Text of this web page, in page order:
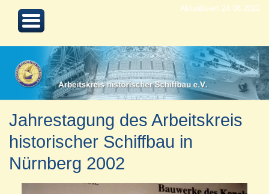
Aktualisiert 24.08.2022
Jahrestagung des Arbeitskreis
historischer Schiffbau in
Nürnberg 2002